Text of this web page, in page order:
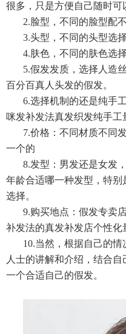
很多，只是方便自己随时可
2.脸型，不同的脸型配
3.头型，不同的头型选
4.肤色，不同的肤色选
5.假发发质，选择人造
百分百真人头发的假发。
6.选择机制的还是纯手
咪发补发法真发织发纯手工
7.价格：不同材质不同
一个的
8.发型：男发还是女发
年龄合适哪一种发型，特
选择。
9.购买地点：假发专卖
补发法的真发补发店个性化
10.当然，根据自己的
人士的讲解和介绍，结合
一个合适自己的假发。